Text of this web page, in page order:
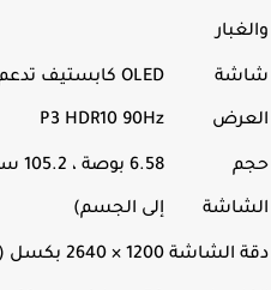
OLED كابستيف تدعم اللمس 16 مليون لون
P3HDR1090Hz
إلى الجسم)
الشاشة 1200 × 2640 بكسل (441 بكسل لكل بوصة)